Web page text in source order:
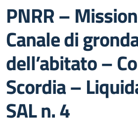
PNRR –
Canale di
dell’abitato –
Scordia –
SAL n. 4